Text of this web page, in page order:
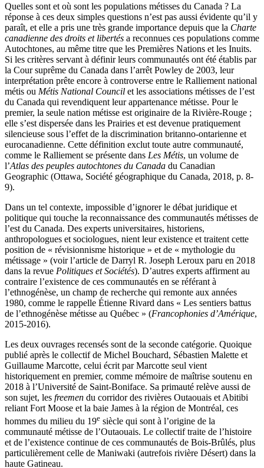
Quelles sont et où sont les populations métisses du Canada ? La
réponse à ces deux simples questions n’est pas aussi évidente qu’il y
paraît, et elle a pris une très grande importance depuis que la Charte
canadienne des droits et libertés a reconnues ces populations comme
Autochtones, au même titre que les Premières Nations et les Inuits.
Si les critères servant à définir leurs communautés ont été établis par
la Cour suprême du Canada dans l’arrêt Powley de 2003, leur
interprétation prête encore à controverse entre le Ralliement national
métis ou Métis National Council et les associations métisses de l’est
du Canada qui revendiquent leur appartenance métisse. Pour le
premier, la seule nation métisse est originaire de la Rivière-Rouge ;
elle s’est dispersée dans les Prairies et est devenue pratiquement
silencieuse sous l’effet de la discrimination britanno-ontarienne et
eurocanadienne. Cette définition exclut toute autre communauté,
comme le Ralliement se présente dans Les Métis, un volume de
l’Atlas des peuples autochtones du Canada du Canadian
Geographic (Ottawa, Société géographique du Canada, 2018, p. 8-
9).
Dans un tel contexte, impossible d’ignorer le débat juridique et
politique qui touche la reconnaissance des communautés métisses de
l’est du Canada. Des experts universitaires, historiens,
anthropologues et sociologues, nient leur existence et traitent cette
position de « révisionnisme historique » et de « mythologie du
métissage » (voir l’article de Darryl R. Joseph Leroux paru en 2018
dans la revue Politiques et Sociétés). D’autres experts affirment au
contraire l’existence de ces communautés en se référant à
l’ethnogénèse, un champ de recherche qui remonte aux années
1980, comme le rappelle Étienne Rivard dans « Les sentiers battus
de l’ethnogénèse métisse au Québec » (Francophonies d’Amérique,
2015-2016).
Les deux ouvrages recensés sont de la seconde catégorie. Quoique
publié après le collectif de Michel Bouchard, Sébastien Malette et
Guillaume Marcotte, celui écrit par Marcotte seul vient
historiquement en premier, comme mémoire de maîtrise soutenu en
2018 à l’Université de Saint-Boniface. Sa primauté relève aussi de
son sujet, les freemen du corridor des rivières Outaouais et Abitibi
reliant Fort Moose et la baie James à la région de Montréal, ces
hommes du milieu du 19e siècle qui sont à l’origine de la
communauté métisse de l’Outaouais. Le collectif traite de l’histoire
et de l’existence continue de ces communautés de Bois-Brûlés, plus
particulièrement celle de Maniwaki (autrefois rivière Désert) dans la
haute Gatineau.